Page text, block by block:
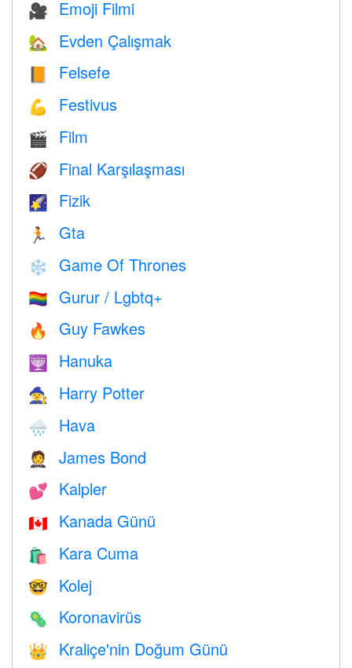
🎥 Emoji Filmi
🏡 Evden Çalışmak
📙 Felsefe
💪 Festivus
🎬 Film
🏈 Final Karşılaşması
🌠 Fizik
🏃 Gta
❄️ Game Of Thrones
🏳️‍🌈 Gurur / Lgbtq+
🔥 Guy Fawkes
🕎 Hanuka
🧙 Harry Potter
🌧 Hava
🤵 James Bond
💕 Kalpler
🇨🇦 Kanada Günü
🛍 Kara Cuma
🤓 Kolej
🦠 Koronavirüs
👑 Kraliçe'nin Doğum Günü